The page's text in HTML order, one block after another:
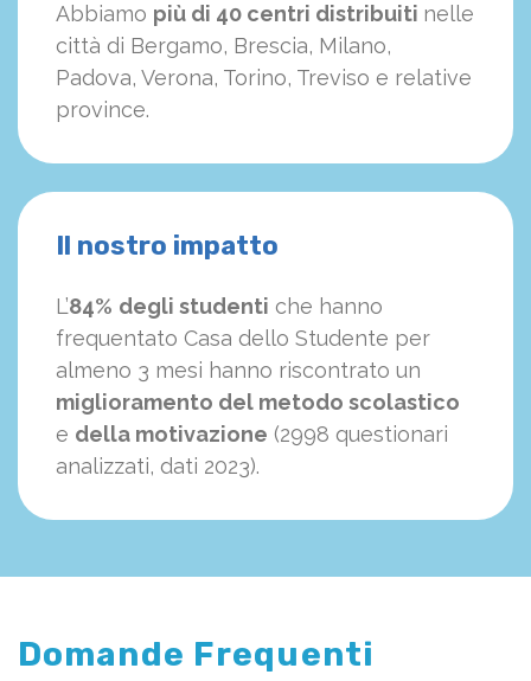
Abbiamo più di 40 centri distribuiti nelle
città di Bergamo, Brescia, Milano,
Padova, Verona, Torino, Treviso e relative
province.
Il nostro impatto
L’84% degli studenti che hanno
frequentato Casa dello Studente per
almeno 3 mesi hanno riscontrato un
miglioramento del metodo scolastico
e della motivazione (2998 questionari
analizzati, dati 2023).
Domande Frequenti